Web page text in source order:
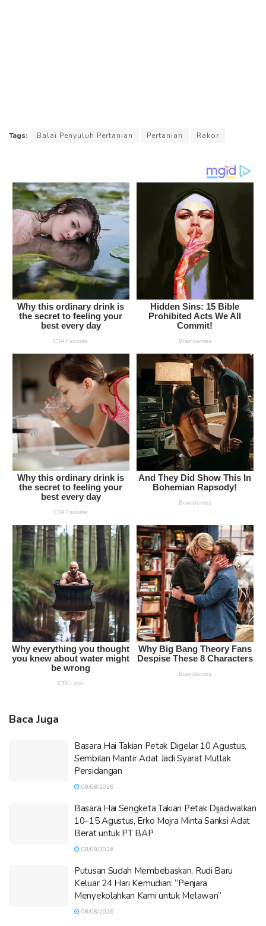
Tags: Balai Penyuluh Pertanian Pertanian Rakor
Baca Juga
Basara Hai Takian Petak Digelar 10 Agustus,
Sembilan Mantir Adat Jadi Syarat Mutlak
Persidangan
08/08/2026
Basara Hai Sengketa Takian Petak Dijadwalkan
10–15 Agustus, Erko Mojra Minta Sanksi Adat
Berat untuk PT BAP
08/08/2026
Putusan Sudah Membebaskan, Rudi Baru
Keluar 24 Hari Kemudian: “Penjara
Menyekolahkan Kami untuk Melawan”
08/08/2026